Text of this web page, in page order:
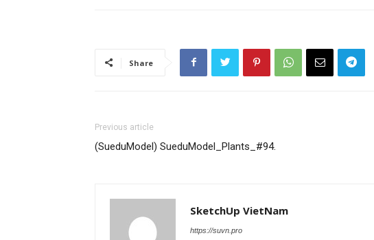
Share
Previous article
(SueduModel) SueduModel_Plants_#94.
SketchUp VietNam
https://suvn.pro